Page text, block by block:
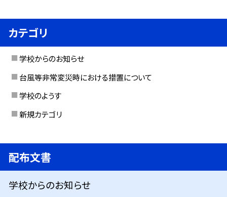
カテゴリ
学校からのお知らせ
台風等非常変災時における措置について
学校のようす
新規カテゴリ
配布文書
学校からのお知らせ